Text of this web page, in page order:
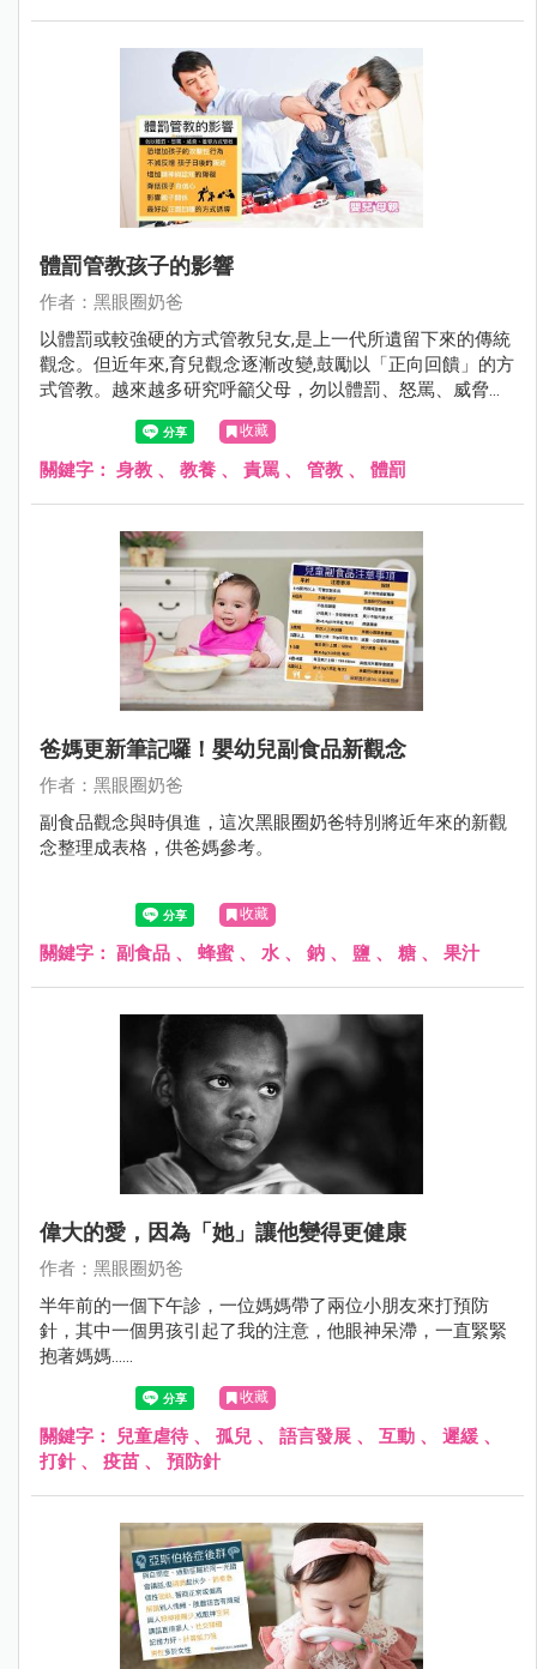
體罰管教孩子的影響
作者：黑眼圈奶爸
以體罰或較強硬的方式管教兒女,是上一代所遺留下來的傳統
觀念。但近年來,育兒觀念逐漸改變,鼓勵以「正向回饋」的方
式管教。越來越多研究呼籲父母，勿以體罰、怒罵、威脅、
羞辱方式管教孩子。
收藏
關鍵字： 身教 、 教養 、 責罵 、 管教 、 體罰
爸媽更新筆記囉！嬰幼兒副食品新觀念
作者：黑眼圈奶爸
副食品觀念與時俱進，這次黑眼圈奶爸特別將近年來的新觀
念整理成表格，供爸媽參考。
收藏
關鍵字： 副食品 、 蜂蜜、 水 、 鈉 、 鹽 、 糖 、 果汁
偉大的愛，因為「她」讓他變得更健康
作者：黑眼圈奶爸
半年前的一個下午診，一位媽媽帶了兩位小朋友來打預防
針，其中一個男孩引起了我的注意，他眼神呆滯，一直緊緊
抱著媽媽......
收藏
關鍵字： 兒童虐待 、 孤兒 、 語言發展 、 互動 、 遲緩 、
打針 、 疫苗 、 預防針